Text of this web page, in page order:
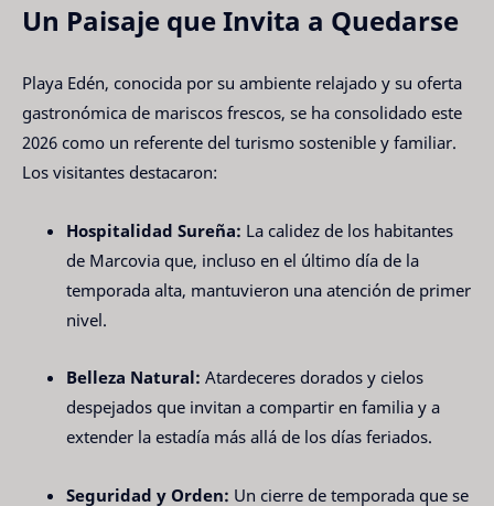
Un Paisaje que Invita a Quedarse
Playa Edén, conocida por su ambiente relajado y su oferta
gastronómica de mariscos frescos, se ha consolidado este
2026 como un referente del turismo sostenible y familiar.
Los visitantes destacaron:
Hospitalidad Sureña: La calidez de los habitantes
de Marcovia que, incluso en el último día de la
temporada alta, mantuvieron una atención de primer
nivel.
Belleza Natural: Atardeceres dorados y cielos
despejados que invitan a compartir en familia y a
extender la estadía más allá de los días feriados.
Seguridad y Orden: Un cierre de temporada que se